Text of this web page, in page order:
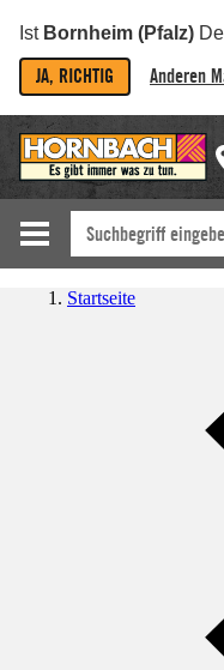
Ist Bornheim (Pfalz)
JA, RICHTIG Anderen
Startseite